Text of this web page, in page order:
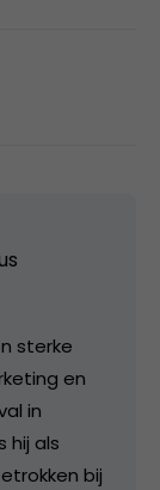
sterke
en
in
hij als
bij